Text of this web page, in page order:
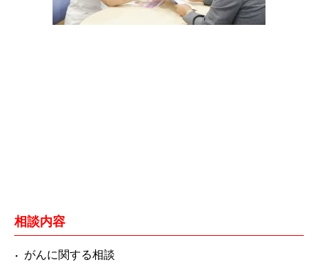
相談内容
がんに関する相談